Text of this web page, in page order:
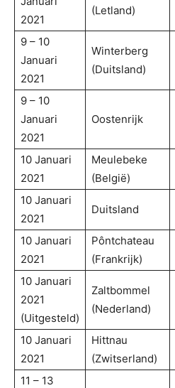
2021
(Letland)
9 – 10
Januari
2021
Winterberg
(Duitsland)
9 – 10
Januari
2021
Oostenrijk
10 Januari
2021
Meulebeke
(België)
10 Januari
2021
Duitsland
10 Januari
2021
Pôntchateau
(Frankrijk)
10 Januari
2021
(Uitgesteld)
Zaltbommel
(Nederland)
10 Januari
2021
Hittnau
(Zwitserland)
11 – 13